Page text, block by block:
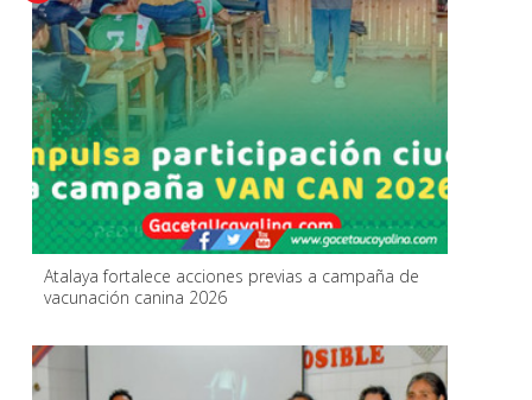
Atalaya fortalece acciones previas a campaña de
vacunación canina 2026